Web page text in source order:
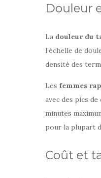
Douleur
La douleur du
l’échelle de
densité des
Les femmes
avec des pics
minutes
pour la plupart
Coût et